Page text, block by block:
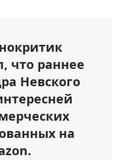
что раннее
Невского
на